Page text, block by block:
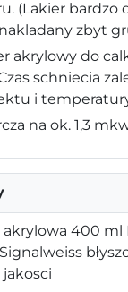
(Lakier bardzo
zbyt
akrylowy do
schniecia
i
na ok. 1,3
akrylowa 400 ml